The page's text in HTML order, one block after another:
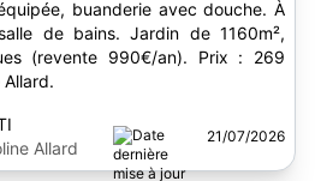
buanderie avec douche. À
de bains. Jardin de 1160m²,
(revente 990€/an). Prix : 269
Allard
21/07/2026